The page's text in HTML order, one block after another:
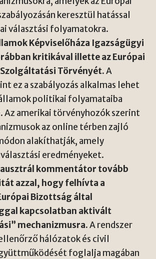
keresztül hatással
választási folyamatokra.
Képviselőháza Igazságügyi
kritikával illette az Európai
Törvényét.A
ez a szabályozás alkalmas lehet
politikai folyamataiba
Az amerikai törvényhozók szerint
az online térben zajló
alakíthatják, amely
eredményeket.
kommentátor tovább
azzal, hogy felhívta a
Bizottság által
kapcsolatban aktivált
mechanizmusra.A rendszer
hálózatok és civil
foglalja magában